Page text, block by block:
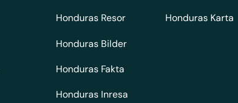
Honduras Resor
Honduras Bilder
Honduras Fakta
Honduras Inresa
Honduras Karta